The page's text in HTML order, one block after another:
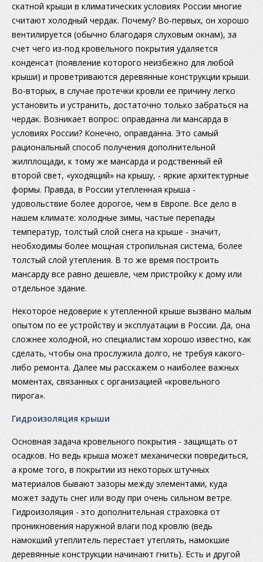
скатной крыши в климатических условиях России многие
считают холодный чердак. Почему? Во-первых, он хорошо
вентилируется (обычно благодаря слуховым окнам), за
счет чего из-под кровельного покрытия удаляется
конденсат (появление которого неизбежно для любой
крыши) и проветриваются деревянные конструкции крыши.
Во-вторых, в случае протечки кровли ее причину легко
установить и устранить, достаточно только забраться на
чердак. Возникает вопрос: оправданна ли мансарда в
условиях России? Конечно, оправданна. Это самый
рациональный способ получения дополнительной
жилплощади, к тому же мансарда и родственный ей
второй свет, «уходящий» на крышу, - яркие архитектурные
формы. Правда, в России утепленная крыша -
удовольствие более дорогое, чем в Европе. Все дело в
нашем климате: холодные зимы, частые перепады
температур, толстый слой снега на крыше - значит,
необходимы более мощная стропильная система, более
толстый слой утепления. В то же время построить
мансарду все равно дешевле, чем пристройку к дому или
отдельное здание.
Некоторое недоверие к утепленной крыше вызвано малым
опытом по ее устройству и эксплуатации в России. Да, она
сложнее холодной, но специалистам хорошо известно, как
сделать, чтобы она прослужила долго, не требуя какого-
либо ремонта. Далее мы расскажем о наиболее важных
моментах, связанных с организацией «кровельного
пирога».
Гидроизоляция крыши
Основная задача кровельного покрытия - защищать от
осадков. Но ведь крыша может механически повредиться,
а кроме того, в покрытии из некоторых штучных
материалов бывают зазоры между элементами, куда
может задуть снег или воду при очень сильном ветре.
Гидроизоляция - это дополнительная страховка от
проникновения наружной влаги под кровлю (ведь
намокший утеплитель перестает утеплять, намокшие
деревянные конструкции начинают гнить). Есть и другой